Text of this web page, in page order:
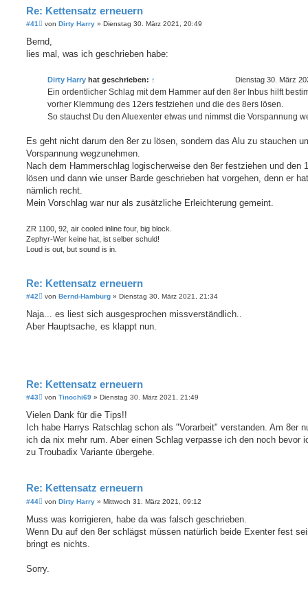
Re: Kettensatz erneuern
#41
B
i
r
von Dirty Harry » Dienstag 30. März 2021, 20:49
Bernd,
lies mal, was ich geschrieben habe:
Dirty Harry hat geschrieben: ↑ Dienstag 30. März
Ein ordentlicher Schlag mit dem Hammer auf den 8er Inbus hilft
vorher Klemmung des 12ers festziehen und die des 8ers lösen.
So stauchst Du den Aluexenter etwas und nimmst die Vorspannung
Es geht nicht darum den 8er zu lösen, sondern das Alu zu stauchen
Vorspannung wegzunehmen.
Nach dem Hammerschlag logischerweise den 8er festziehen und den
lösen und dann wie unser Barde geschrieben hat vorgehen, denn er hat
nämlich recht.
Mein Vorschlag war nur als zusätzliche Erleichterung gemeint.
ZR 1100, 92, air cooled inline four, big block.
Zephyr-Wer keine hat, ist selber schuld!
Loud is out, but sound is in.
Re: Kettensatz erneuern
#42
B
i
r
von Bernd-Hamburg » Dienstag 30. März 2021, 21:34
Naja... es liest sich ausgesprochen missverständlich..
Aber Hauptsache, es klappt nun.
Re: Kettensatz erneuern
#43
B
i
r
a
von Tinochi69 » Dienstag 30. März 2021, 21:49
Vielen Dank für die Tips!!
Ich habe Harrys Ratschlag schon als "Vorarbeit" verstanden. Am 8er
ich da nix mehr rum. Aber einen Schlag verpasse ich den noch bevor
zu Troubadix Variante übergehe.
Re: Kettensatz erneuern
#44
B
i
r
a
g
von Dirty Harry » Mittwoch 31. März 2021, 09:12
Muss was korrigieren, habe da was falsch geschrieben.
Wenn Du auf den 8er schlägst müssen natürlich beide Exenter fest
bringt es nichts.
Sorry.